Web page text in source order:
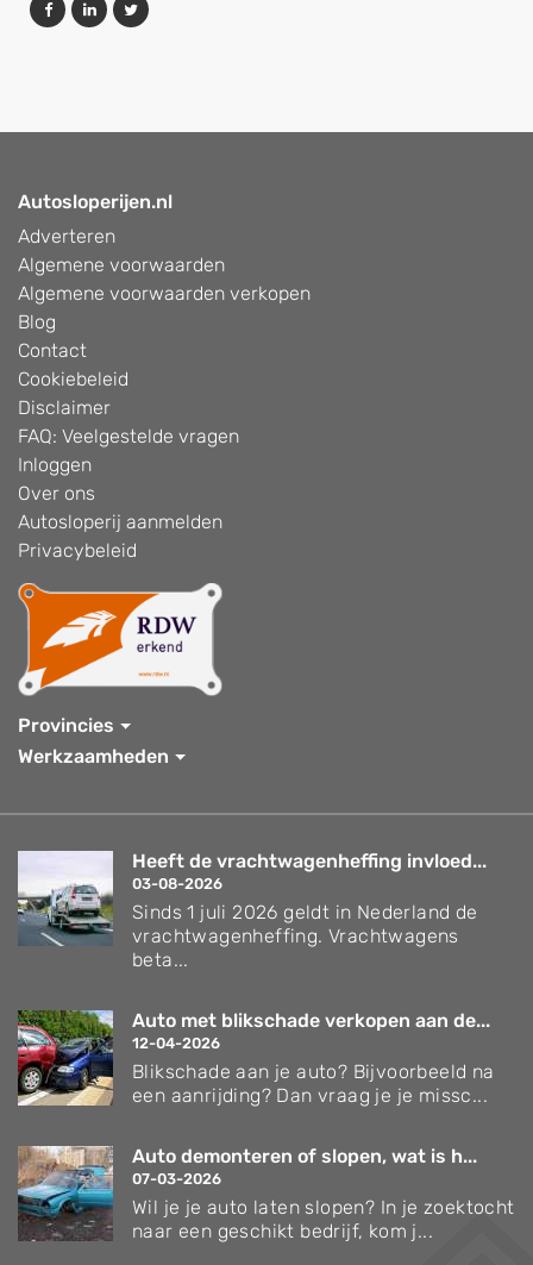
Autosloperijen.nl
Adverteren
Algemene voorwaarden
Algemene voorwaarden verkopen
Blog
Contact
Cookiebeleid
Disclaimer
FAQ: Veelgestelde vragen
Inloggen
Over ons
Autosloperij aanmelden
Privacybeleid
Provincies
Werkzaamheden
Heeft de vrachtwagenheffing invloed...
03-08-2026
Sinds 1 juli 2026 geldt in Nederland de
vrachtwagenheffing. Vrachtwagens
beta...
Auto met blikschade verkopen aan de...
12-04-2026
Blikschade aan je auto? Bijvoorbeeld na
een aanrijding? Dan vraag je je missc...
Auto demonteren of slopen, wat is h...
07-03-2026
Wil je je auto laten slopen? In je zoektocht
naar een geschikt bedrijf, kom j...